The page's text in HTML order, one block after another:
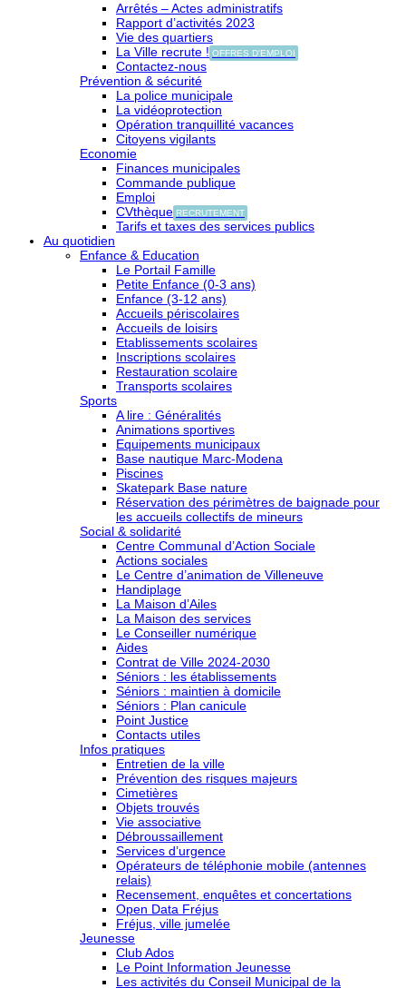
Arrêtés – Actes administratifs
Rapport d’activités 2023
Vie des quartiers
La Ville recrute ! OFFRES D'EMPLOI
Contactez-nous
Prévention & sécurité
La police municipale
La vidéoprotection
Opération tranquillité vacances
Citoyens vigilants
Economie
Finances municipales
Commande publique
Emploi
CVthèque RECRUTEMENT
Tarifs et taxes des services publics
Au quotidien
Enfance & Education
Le Portail Famille
Petite Enfance (0-3 ans)
Enfance (3-12 ans)
Accueils périscolaires
Accueils de loisirs
Etablissements scolaires
Inscriptions scolaires
Restauration scolaire
Transports scolaires
Sports
A lire : Généralités
Animations sportives
Equipements municipaux
Base nautique Marc-Modena
Piscines
Skatepark Base nature
Réservation des périmètres de baignade pour
les accueils collectifs de mineurs
Social & solidarité
Centre Communal d’Action Sociale
Actions sociales
Le Centre d’animation de Villeneuve
Handiplage
La Maison d’Ailes
La Maison des services
Le Conseiller numérique
Aides
Contrat de Ville 2024-2030
Séniors : les établissements
Séniors : maintien à domicile
Séniors : Plan canicule
Point Justice
Contacts utiles
Infos pratiques
Entretien de la ville
Prévention des risques majeurs
Cimetières
Objets trouvés
Vie associative
Débroussaillement
Services d’urgence
Opérateurs de téléphonie mobile (antennes
relais)
Recensement, enquêtes et concertations
Open Data Fréjus
Fréjus, ville jumelée
Jeunesse
Club Ados
Le Point Information Jeunesse
Les activités du Conseil Municipal de la